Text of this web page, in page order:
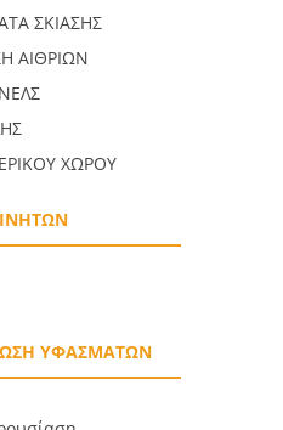
ΣΚΙΑΣΗΣ
ΑΙΘΡΙΩΝ
ΧΩΡΟΥ
ΥΦΑΣΜΑΤΩΝ